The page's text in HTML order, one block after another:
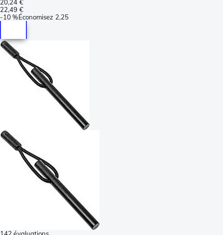
20,24 €
22,49 €
-10 %Économisez 2,25
142 évaluations